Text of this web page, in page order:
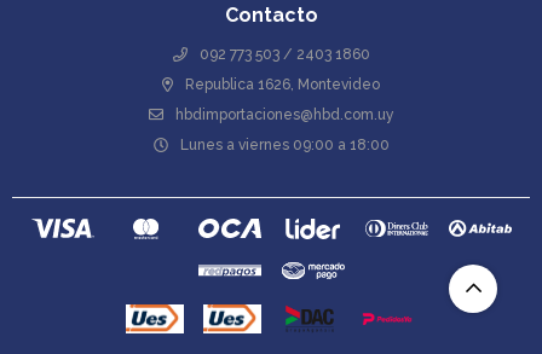
Contacto
092 773 503 / 2403 1860
Republica 1626, Montevideo
hbdimportaciones@hbd.com.uy
Lunes a viernes 09:00 a 18:00